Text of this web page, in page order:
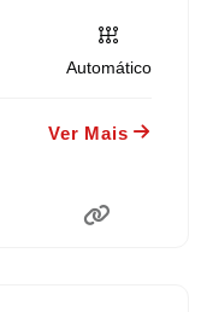
Automático
Ver Mais